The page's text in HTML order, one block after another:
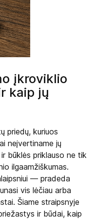
įkroviklio
kaip jų
priedų, kuriuos
neįvertiname jų
būklės priklauso ne tik
ilgaamžiškumas.
— pradeda
vis lėčiau arba
Šiame straipsnyje
ir būdai, kaip